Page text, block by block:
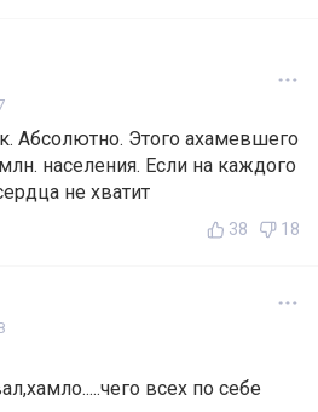
Абсолютно. Этого ахамевшего
населения. Если на каждого
не хватит
38 18
всех по себе